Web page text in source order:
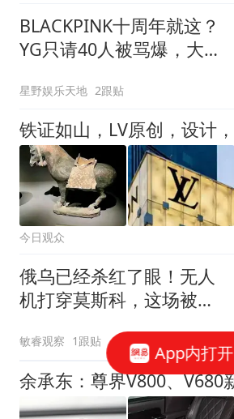
BLACKPINK十周年就这？
YG只请40人被骂爆，大门
星野娱乐天地 2跟贴
今日观众
俄乌已经杀红了眼！无人
机打穿莫斯科，这场被世
疯魔
敏睿观察 1跟贴
App内打开